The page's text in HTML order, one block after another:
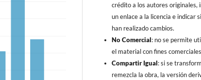
crédito a los autores originales,
un enlace a la licencia e indicar
han realizado cambios.
No Comercial: no se permite
el material con fines
Compartir Igual: si se
remezcla la obra, la versión